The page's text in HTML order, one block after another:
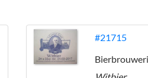
#21715